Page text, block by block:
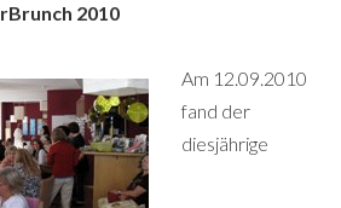
2010
Am 12.09.2010
fand der
diesjährige